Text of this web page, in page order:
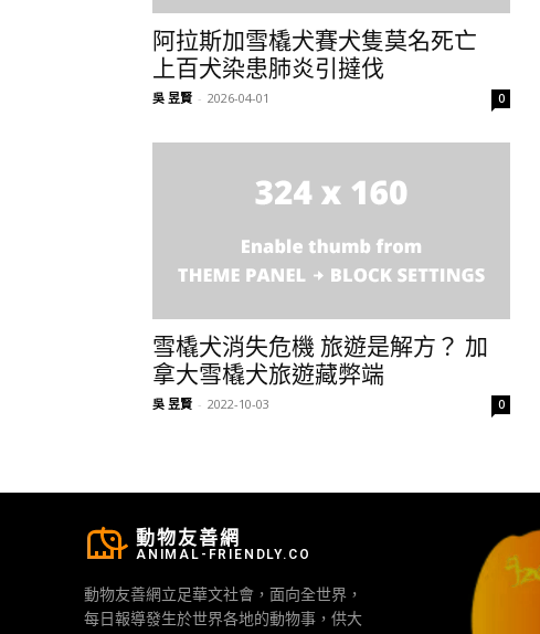
阿拉斯加雪橇犬賽犬隻莫名死亡
上百犬染患肺炎引撻伐
吳 昱賢 - 2026-04-01 0
雪橇犬消失危機 旅遊是解方？ 加
拿大雪橇犬旅遊藏弊端
吳 昱賢 - 2022-10-03 0
動物友善網
ANIMAL-FRIENDLY.CO
動物友善網立足華文社會，面向全世界，
每日報導發生於世界各地的動物事，供大